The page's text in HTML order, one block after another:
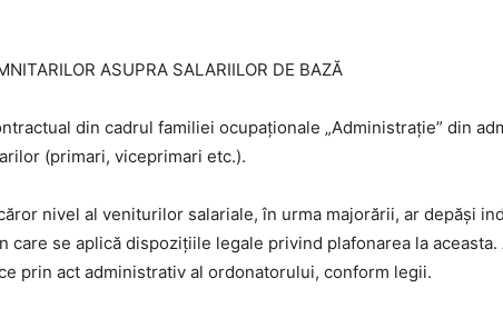
ASUPRA SALARIILOR DE BAZĂ
din cadrul familiei ocupaţionale „Administraţie” din
(primari, viceprimari etc.).
nivel al veniturilor salariale, în urma majorării, ar depăși
se aplică dispozițiile legale privind plafonarea la
prin act administrativ al ordonatorului, conform legii.